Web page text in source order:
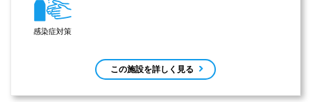
感染症対策
この施設を詳しく見る